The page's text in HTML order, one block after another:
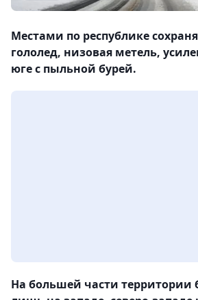
Местами по республике
гололед, низовая метель,
юге с пыльной бурей.
На большей части территории